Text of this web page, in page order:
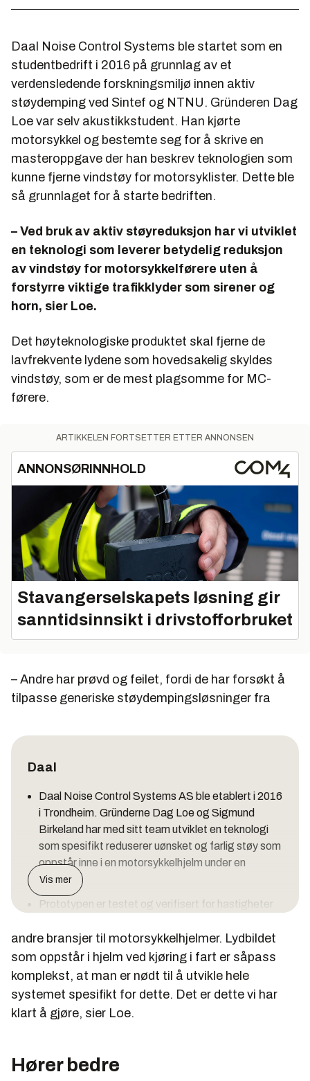
Daal Noise Control Systems ble startet som en
studentbedrift i 2016 på grunnlag av et
verdensledende forskningsmiljø innen aktiv
støydemping ved Sintef og NTNU. Gründeren Dag
Loe var selv akustikkstudent. Han kjørte
motorsykkel og bestemte seg for å skrive en
masteroppgave der han beskrev teknologien som
kunne fjerne vindstøy for motorsyklister. Dette ble
så grunnlaget for å starte bedriften.
– Ved bruk av aktiv støyreduksjon har vi utviklet
en teknologi som leverer betydelig reduksjon
av vindstøy for motorsykkelførere uten å
forstyrre viktige trafikklyder som sirener og
horn, sier Loe.
Det høyteknologiske produktet skal fjerne de
lavfrekvente lydene som hovedsakelig skyldes
vindstøy, som er de mest plagsomme for MC-
førere.
ARTIKKELEN FORTSETTER ETTER ANNONSEN
ANNONSØRINNHOLD
Stavangerselskapets løsning gir
sanntidsinnsikt i drivstofforbruket
– Andre har prøvd og feilet, fordi de har forsøkt å
tilpasse generiske støydempingsløsninger fra
Daal
Daal Noise Control Systems AS ble etablert i 2016
i Trondheim. Gründerne Dag Loe og Sigmund
Birkeland har med sitt team utviklet en teknologi
som spesifikt reduserer uønsket og farlig støy som
oppstår inne i en motorsykkelhjelm under en
kjøretur.
Prototypen er testet og verifisert for hastigheter
tilgjengelig i markedet i 2021. På
verdensmarkedet er det ca. 200 millioner
motorsyklister og årlig selges 100 millioner hjelmer
fra ca. 10 globale produsenter av hjelmer med
integrert teknologi for kommunikasjon, musikk,
kamera og heads-up GPS.
Selskapet fikk nylig inn 4,2 millioner i en
Vis mer
andre bransjer til motorsykkelhjelmer. Lydbildet
som oppstår i hjelm ved kjøring i fart er såpass
komplekst, at man er nødt til å utvikle hele
systemet spesifikt for dette. Det er dette vi har
klart å gjøre, sier Loe.
Hører bedre